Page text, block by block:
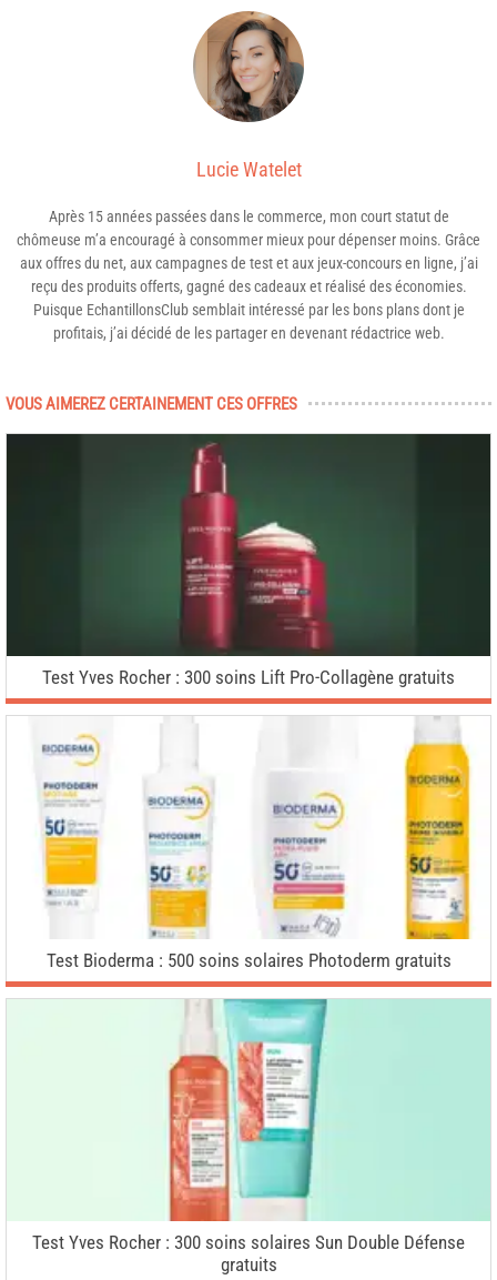
Lucie Watelet
Après 15 années passées dans le commerce, mon court statut de
chômeuse m’a encouragé à consommer mieux pour dépenser moins. Grâce
aux offres du net, aux campagnes de test et aux jeux-concours en ligne, j’ai
reçu des produits offerts, gagné des cadeaux et réalisé des économies.
Puisque EchantillonsClub semblait intéressé par les bons plans dont je
profitais, j’ai décidé de les partager en devenant rédactrice web.
VOUS AIMEREZ CERTAINEMENT CES OFFRES
Test Yves Rocher : 300 soins Lift Pro-Collagène gratuits
Test Bioderma : 500 soins solaires Photoderm gratuits
Test Yves Rocher : 300 soins solaires Sun Double Défense
gratuits